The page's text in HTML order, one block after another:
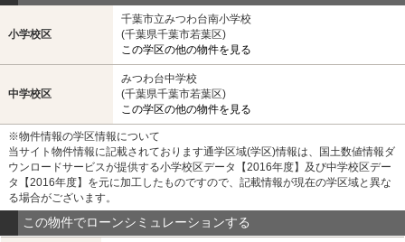
小学校区
千葉市立みつわ台南小学校
(千葉県千葉市若葉区)
この学区の他の物件を見る
中学校区
みつわ台中学校
(千葉県千葉市若葉区)
この学区の他の物件を見る
※物件情報の学区情報について
当サイト物件情報に記載されております通学区域(学区)情報は、国土数値情報ダ
ウンロードサービスが提供する小学校区データ【2016年度】及び中学校区デー
タ【2016年度】を元に加工したものですので、記載情報が現在の学区域と異な
る場合がございます。
この物件でローンシミュレーションする